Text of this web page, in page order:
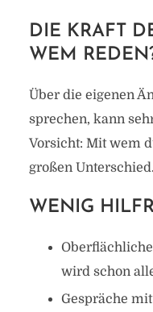
DIE KRAFT
WEM
Über die eigenen
sprechen, kann
Vorsicht: Mit wem
großen Unterschied.
WENIG
wird schon
Gespräche